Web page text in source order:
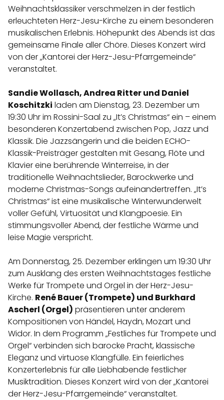
Weihnachtsklassiker verschmelzen in der festlich
erleuchteten Herz-Jesu-Kirche zu einem besonderen
musikalischen Erlebnis. Höhepunkt des Abends ist das
gemeinsame Finale aller Chöre. Dieses Konzert wird
von der „Kantorei der Herz-Jesu-Pfarrgemeinde“
veranstaltet.
Sandie Wollasch, Andrea Ritter und Daniel
Koschitzki laden am Dienstag, 23. Dezember um
19:30 Uhr im Rossini-Saal zu „It’s Christmas“ ein – einem
besonderen Konzertabend zwischen Pop, Jazz und
Klassik. Die Jazzsängerin und die beiden ECHO-
Klassik-Preisträger gestalten mit Gesang, Flöte und
Klavier eine berührende Winterreise, in der
traditionelle Weihnachtslieder, Barockwerke und
moderne Christmas-Songs aufeinandertreffen. „It’s
Christmas“ ist eine musikalische Winterwunderwelt
voller Gefühl, Virtuosität und Klangpoesie. Ein
stimmungsvoller Abend, der festliche Wärme und
leise Magie verspricht.
Am Donnerstag, 25. Dezember erklingen um 19:30 Uhr
zum Ausklang des ersten Weihnachtstages festliche
Werke für Trompete und Orgel in der Herz-Jesu-
Kirche. René Bauer (Trompete) und Burkhard
Ascherl (Orgel) präsentieren unter anderem
Kompositionen von Händel, Haydn, Mozart und
Widor. In dem Programm „Festliches für Trompete und
Orgel“ verbinden sich barocke Pracht, klassische
Eleganz und virtuose Klangfülle. Ein feierliches
Konzerterlebnis für alle Liebhabende festlicher
Musiktradition. Dieses Konzert wird von der „Kantorei
der Herz-Jesu-Pfarrgemeinde“ veranstaltet.